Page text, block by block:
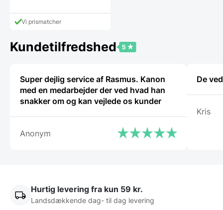
var:
649,00 DKK.
aktuelle
prisVi prismatcher
Kundetilfredshed
Super dejlig service af Rasmus. Kanon
med en medarbejder der ved hvad han
snakker om og kan vejlede os kunder
Anonym
De
Kris
Hurtig levering fra kun 59 kr.
Landsdækkende dag- til dag levering